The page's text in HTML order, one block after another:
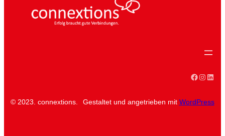
Facebook
© 2023. connextions. Gestaltet und angetrieben mit WordPress